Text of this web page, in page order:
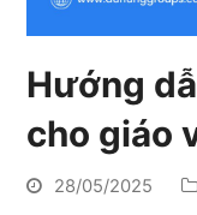
Hướng
cho giáo
28/05/2025